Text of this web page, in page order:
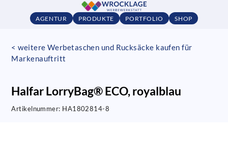
AGENTUR PRODUKTE PORTFOLIO SHOP
< weitere Werbetaschen und Rucksäcke kaufen für
Markenauftritt
Halfar LorryBag® ECO, royalblau
Artikelnummer: HA1802814-8